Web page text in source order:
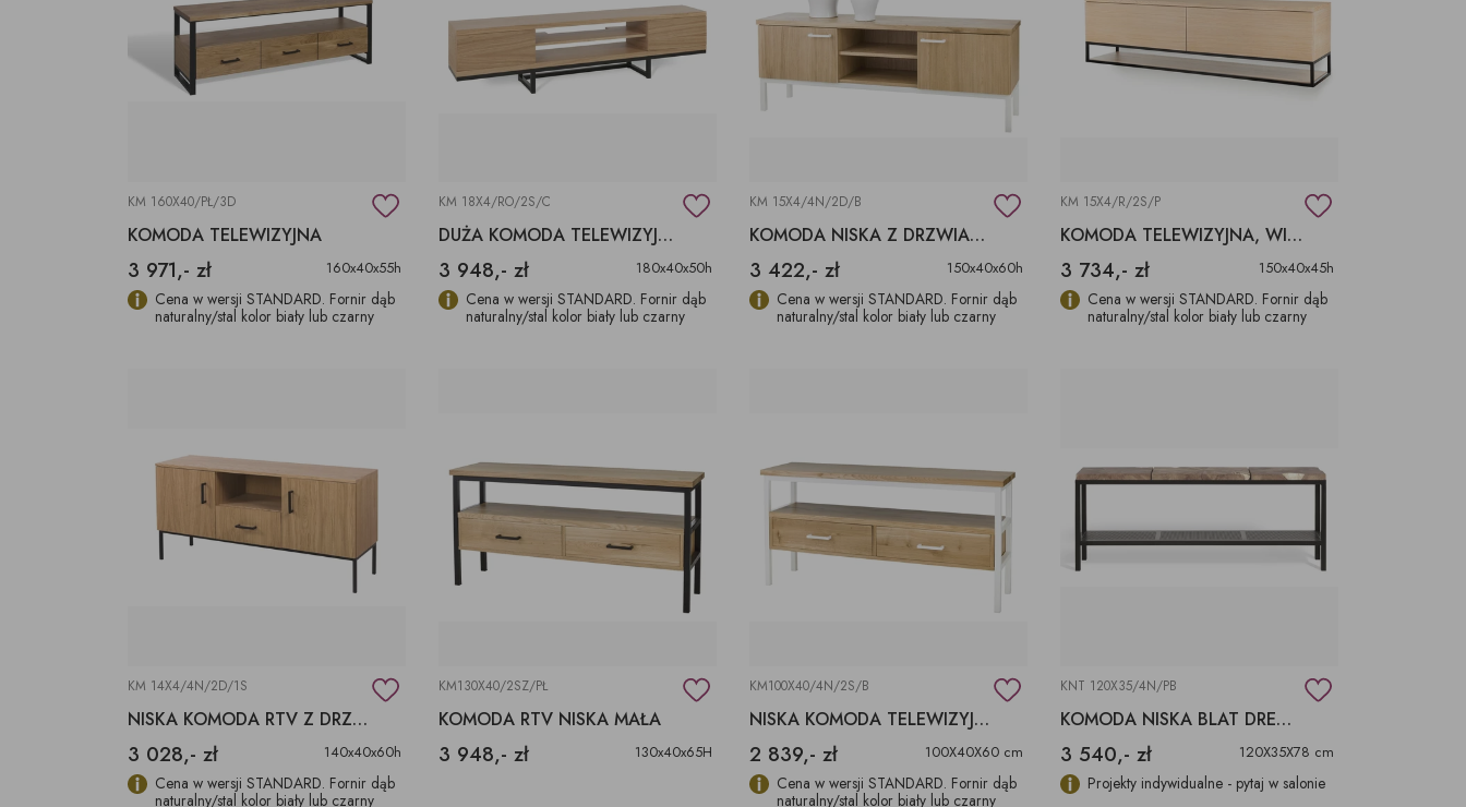
KM 160X40/PŁ/3D
KOMODA TELEWIZYJNA
3 971,- zł 160x40x55h
Cena w wersji STANDARD. Fornir dąb
naturalny/stal kolor biały lub czarny
KM 18X4/RO/2S/C
DUŻA KOMODA TELEWIZYJNA
3 948,- zł 180x40x50h
Cena w wersji STANDARD. Fornir dąb
naturalny/stal kolor biały lub czarny
KM 15X4/4N/2D/B
KOMODA NISKA Z DRZWIAMI RTV
3 422,- zł 150x40x60h
Cena w wersji STANDARD. Fornir dąb
naturalny/stal kolor biały lub czarny
KM 15X4/R/2S/P
KOMODA TELEWIZYJNA, WISZĄCA, SZUFLADY
3 734,- zł 150x40x45h
Cena w wersji STANDARD. Fornir dąb
naturalny/stal kolor biały lub czarny
KM 14X4/4N/2D/1S
NISKA KOMODA RTV Z DRZWIAMI
3 028,- zł 140x40x60h
Cena w wersji STANDARD. Fornir dąb
naturalny/stal kolor biały lub czarny
KM130X40/2SZ/PŁ
KOMODA RTV NISKA MAŁA
3 948,- zł 130x40x65H
KM100X40/4N/2S/B
NISKA KOMODA TELEWIZYJNA
2 839,- zł 100X40X60 cm
Cena w wersji STANDARD. Fornir dąb
naturalny/stal kolor biały lub czarny
KNT 120X35/4N/PB
KOMODA NISKA BLAT DREWNO TEKOWE
3 540,- zł 120X35X78 cm
Projekty indywidualne - pytaj w salonie